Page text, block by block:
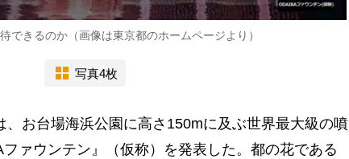
できるのか（画像は東京都のホームページより）
写真4枚
お台場海浜公園に高さ150mに及ぶ世界最大級の噴
ァウンテン』（仮称）を発表した。都の花である